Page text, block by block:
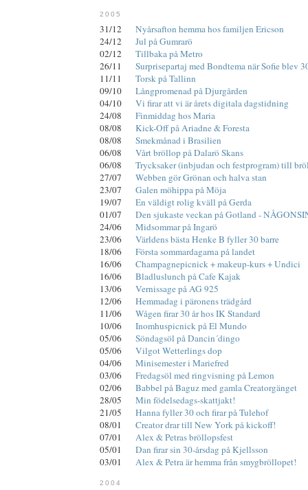
2005
31/12 Nyårsafton hemma hos familjen Ericson
24/12 Jul på Gumrarö
02/12 Tillbaka på Metro
26/11 Surprisepartaj med Bondtema när Sofie blev
11/11 Torsk på Tallinn
09/10 Långpromenad på Djurgården
04/10 Vi firar att vi är årets digitala dagstidning
24/08 Finmiddag hos Maria
08/08 Kick-Off på Ariadne & Foresta
08/08 Smekmånad i Brasilien
06/08 Vårt bröllop på Dalarö Skans
06/08 Trycksaker (inbjudan och festprogram) till
27/07 Webben gör Grönan och halva stan
23/07 Galen möhippa på Möja
19/07 En väldigt rolig kväll på Gerda
01/07 Den sjukaste veckan på Gotland -
24/06 Midsommar på Ingarö
23/06 Världens bästa Henke B fyller 30 barre
18/06 Första sommardagarna på landet
16/06 Champagnepicnick + makeup-kurs + Undici
16/06 Bladluslunch på Cafe Kajak
13/06 Vernissage på AG 925
12/06 Hemmadag i päronens trädgård
11/06 Wågen firar 30 år hos IK Standard
10/06 Inomhuspicnick på El Mundo
05/06 Söndagsöl på Dancin´dingo
05/06 Vilgot Wetterlings dop
04/06 Minisemester i Mariefred
03/06 Fredagsöl med ringvisning på Lemon
02/06 Babbel på Baguz med gamla Creatorgänget
28/05 Min födelsedags-skattjakt!
21/05 Hanna fyller 30 och firar på Tulehof
08/01 Creator drar till New York på kickoff!
07/01 Alex & Petras bröllopsfest
05/01 Dan firar sin 30-årsdag på Kjellsson
03/01 Alex & Petra är hemma från smygbröllopet!
2004